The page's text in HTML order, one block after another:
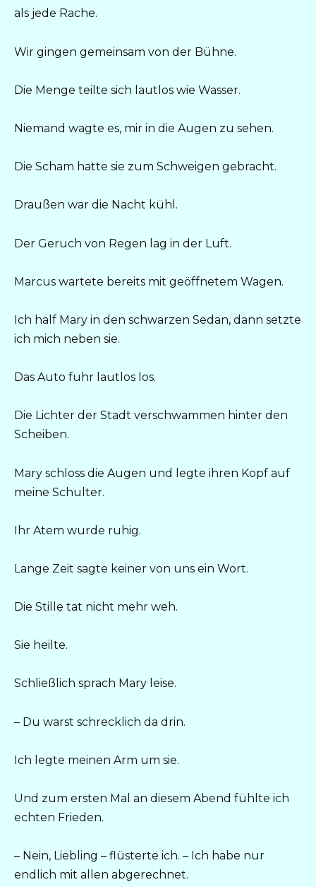
als jede Rache.
Wir gingen gemeinsam von der Bühne.
Die Menge teilte sich lautlos wie Wasser.
Niemand wagte es, mir in die Augen zu sehen.
Die Scham hatte sie zum Schweigen gebracht.
Draußen war die Nacht kühl.
Der Geruch von Regen lag in der Luft.
Marcus wartete bereits mit geöffnetem Wagen.
Ich half Mary in den schwarzen Sedan, dann setzte
ich mich neben sie.
Das Auto fuhr lautlos los.
Die Lichter der Stadt verschwammen hinter den
Scheiben.
Mary schloss die Augen und legte ihren Kopf auf
meine Schulter.
Ihr Atem wurde ruhig.
Lange Zeit sagte keiner von uns ein Wort.
Die Stille tat nicht mehr weh.
Sie heilte.
Schließlich sprach Mary leise.
– Du warst schrecklich da drin.
Ich legte meinen Arm um sie.
Und zum ersten Mal an diesem Abend fühlte ich
echten Frieden.
– Nein, Liebling – flüsterte ich. – Ich habe nur
endlich mit allen abgerechnet.